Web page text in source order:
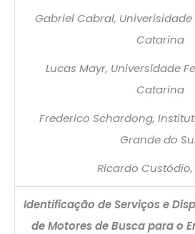
Gabriel Cabral,
Catarina
Lucas Mayr, Universidade
Catarina
Frederico Schardong,
Grande do
Ricardo Custódio,
Identificação de Serviços e
de Motores de Busca para o